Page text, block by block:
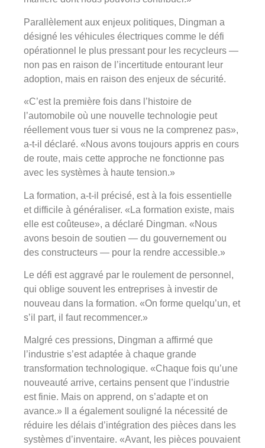
Parallèlement aux enjeux politiques, Dingman a
désigné les véhicules électriques comme le défi
opérationnel le plus pressant pour les recycleurs —
non pas en raison de l’incertitude entourant leur
adoption, mais en raison des enjeux de sécurité.
«C’est la première fois dans l’histoire de
l’automobile où une nouvelle technologie peut
réellement vous tuer si vous ne la comprenez pas»,
a-t-il déclaré. «Nous avons toujours appris en cours
de route, mais cette approche ne fonctionne pas
avec les systèmes à haute tension.»
La formation, a-t-il précisé, est à la fois essentielle
et difficile à généraliser. «La formation existe, mais
elle est coûteuse», a déclaré Dingman. «Nous
avons besoin de soutien — du gouvernement ou
des constructeurs — pour la rendre accessible.»
Le défi est aggravé par le roulement de personnel,
qui oblige souvent les entreprises à investir de
nouveau dans la formation. «On forme quelqu’un, et
s’il part, il faut recommencer.»
Malgré ces pressions, Dingman a affirmé que
l’industrie s’est adaptée à chaque grande
transformation technologique. «Chaque fois qu’une
nouveauté arrive, certains pensent que l’industrie
est finie. Mais on apprend, on s’adapte et on
avance.» Il a également souligné la nécessité de
réduire les délais d’intégration des pièces dans les
systèmes d’inventaire. «Avant, les pièces pouvaient